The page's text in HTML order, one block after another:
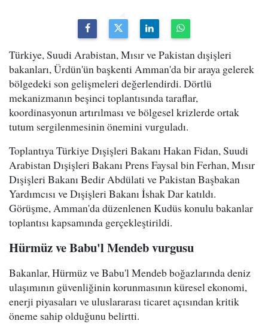
Türkiye, Suudi Arabistan, Mısır ve Pakistan dışişleri
bakanları, Ürdün'ün başkenti Amman'da bir araya gelerek
bölgedeki son gelişmeleri değerlendirdi. Dörtlü
mekanizmanın beşinci toplantısında taraflar,
koordinasyonun artırılması ve bölgesel krizlerde ortak
tutum sergilenmesinin önemini vurguladı.
Toplantıya Türkiye Dışişleri Bakanı Hakan Fidan, Suudi
Arabistan Dışişleri Bakanı Prens Faysal bin Ferhan, Mısır
Dışişleri Bakanı Bedir Abdülati ve Pakistan Başbakan
Yardımcısı ve Dışişleri Bakanı İshak Dar katıldı.
Görüşme, Amman'da düzenlenen Kudüs konulu bakanlar
toplantısı kapsamında gerçekleştirildi.
Hürmüz ve Babu'l Mendeb vurgusu
Bakanlar, Hürmüz ve Babu'l Mendeb boğazlarında deniz
ulaşımının güvenliğinin korunmasının küresel ekonomi,
enerji piyasaları ve uluslararası ticaret açısından kritik
öneme sahip olduğunu belirtti.